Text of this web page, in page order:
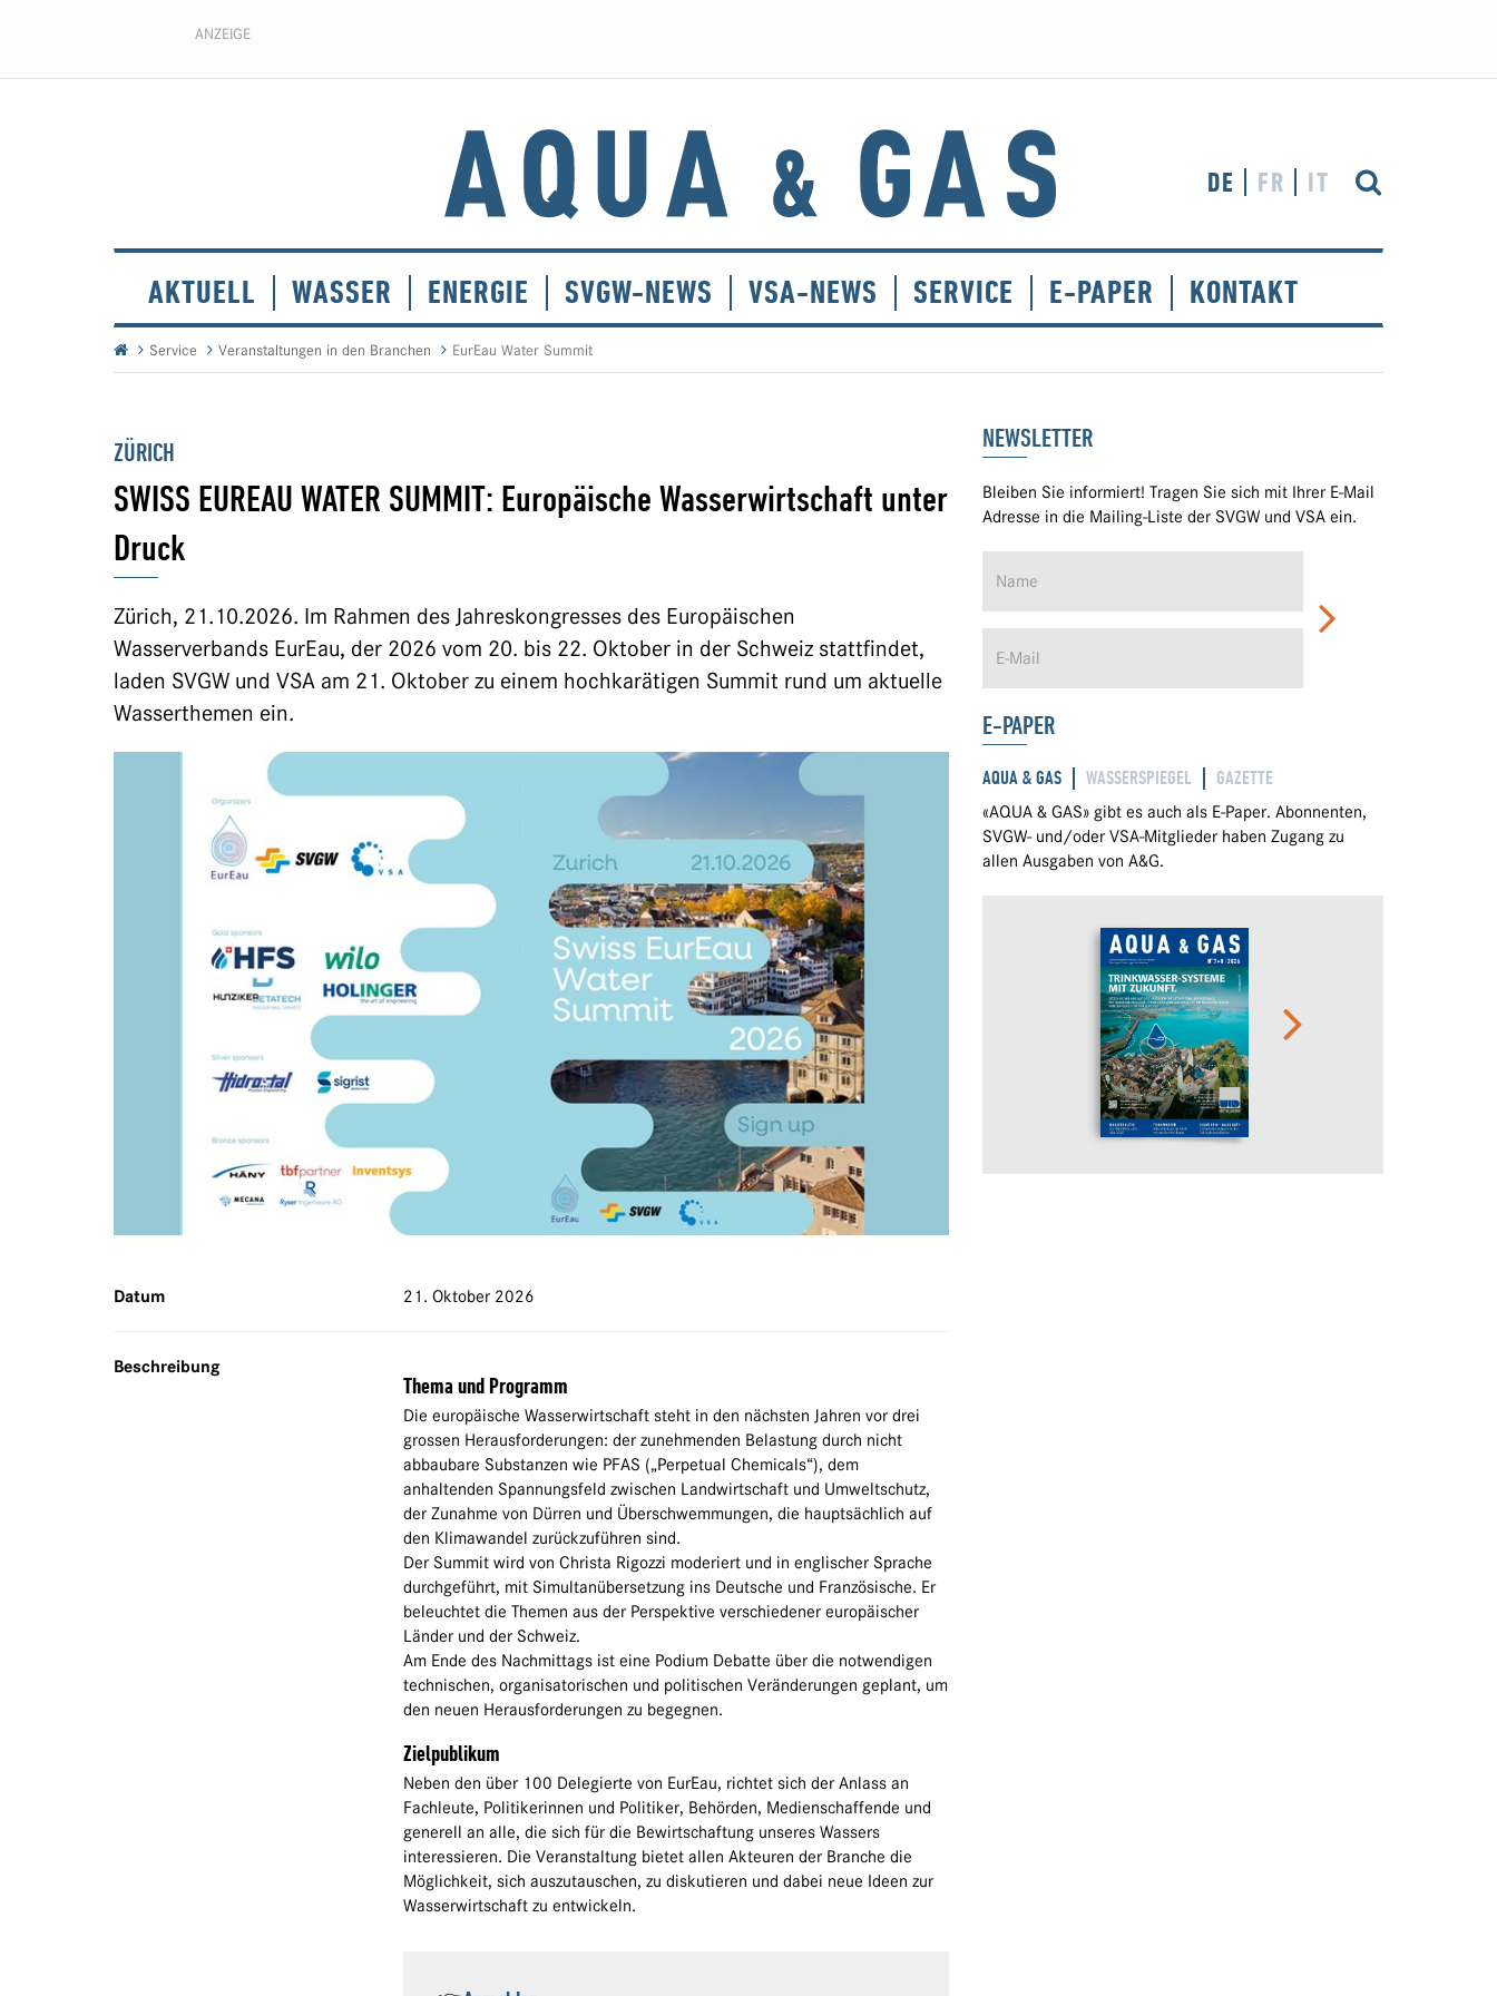
ANZEIGE
DE FR IT
AKTUELL WASSER ENERGIE SVGW-NEWS VSA-NEWS SERVICE E-PAPER KONTAKT
Service Veranstaltungen in den Branchen EurEau Water Summit
ZÜRICH
SWISS EUREAU WATER SUMMIT: Europäische Wasserwirtschaft unter
Druck
Zürich, 21.10.2026. Im Rahmen des Jahreskongresses des Europäischen
Wasserverbands EurEau, der 2026 vom 20. bis 22. Oktober in der Schweiz stattfindet,
laden SVGW und VSA am 21. Oktober zu einem hochkarätigen Summit rund um aktuelle
Wasserthemen ein.
Datum 21. Oktober 2026
Beschreibung
Thema und Programm
Die europäische Wasserwirtschaft steht in den nächsten Jahren vor drei
grossen Herausforderungen: der zunehmenden Belastung durch nicht
abbaubare Substanzen wie PFAS („Perpetual Chemicals“), dem
anhaltenden Spannungsfeld zwischen Landwirtschaft und Umweltschutz,
der Zunahme von Dürren und Überschwemmungen, die hauptsächlich auf
den Klimawandel zurückzuführen sind.
Der Summit wird von Christa Rigozzi moderiert und in englischer Sprache
durchgeführt, mit Simultanübersetzung ins Deutsche und Französische. Er
beleuchtet die Themen aus der Perspektive verschiedener europäischer
Länder und der Schweiz.
Am Ende des Nachmittags ist eine Podium Debatte über die notwendigen
technischen, organisatorischen und politischen Veränderungen geplant, um
den neuen Herausforderungen zu begegnen.
Zielpublikum
Neben den über 100 Delegierte von EurEau, richtet sich der Anlass an
Fachleute, Politikerinnen und Politiker, Behörden, Medienschaffende und
generell an alle, die sich für die Bewirtschaftung unseres Wassers
interessieren. Die Veranstaltung bietet allen Akteuren der Branche die
Möglichkeit, sich auszutauschen, zu diskutieren und dabei neue Ideen zur
Wasserwirtschaft zu entwickeln.
NEWSLETTER
Bleiben Sie informiert! Tragen Sie sich mit Ihrer E-Mail
Adresse in die Mailing-Liste der SVGW und VSA ein.
E-PAPER
AQUA & GAS WASSERSPIEGEL GAZETTE
«AQUA & GAS» gibt es auch als E-Paper. Abonnenten,
SVGW- und/oder VSA-Mitglieder haben Zugang zu
allen Ausgaben von A&G.